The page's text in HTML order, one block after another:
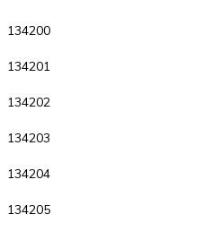
134200
134201
134202
134203
134204
134205